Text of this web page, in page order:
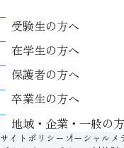
知的財産専門職大学院
教職課程
教育センター
履修、授業、試験につ
シラバス
FD活動
教務事項に関する
奨学金
生活支援
情報センター
証明書発行について
保健室
学生生活に関する相
国際交流プログラム
キャンパス内での国際
国際交流センター
協定校
For foreigners
About
Research
International
partners)
Contact
受験生の方へ
在学生の方へ
保護者の方へ
卒業生の方へ
地域・企業・一般の
サイトポリシー ソーシャルメ